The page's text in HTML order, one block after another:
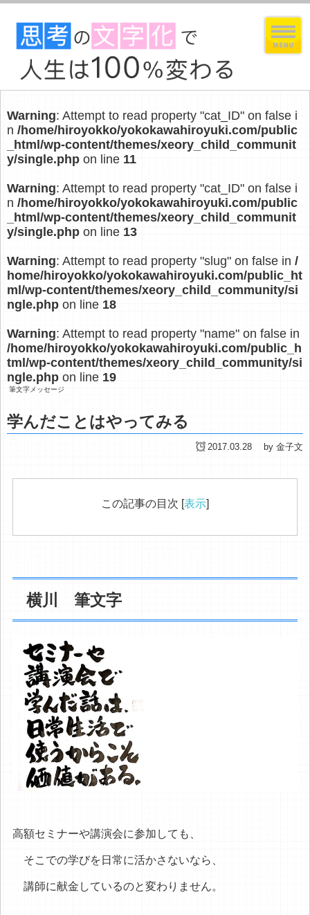
Warning: Attempt to read property "cat_ID" on false i
n /home/hiroyokko/yokokawahiroyuki.com/public
_html/wp-content/themes/xeory_child_communit
y/single.phpon line 11
Warning: Attempt to read property "cat_ID" on false i
n /home/hiroyokko/yokokawahiroyuki.com/public
_html/wp-content/themes/xeory_child_communit
y/single.phpon line 13
Warning: Attempt to read property "slug" on false in /
home/hiroyokko/yokokawahiroyuki.com/public_ht
ml/wp-content/themes/xeory_child_community/si
ngle.phpon line 18
Warning: Attempt to read property "name" on false in
/home/hiroyokko/yokokawahiroyuki.com/public_h
tml/wp-content/themes/xeory_child_community/si
ngle.phpon line 19
筆文字メッセージ
学んだことはやってみる
2017.03.28 by 金子文
この記事の目次 [表示]
横川 筆文字
高額セミナーや講演会に参加しても、
そこでの学びを日常に活かさないなら、
講師に献金しているのと変わりません。